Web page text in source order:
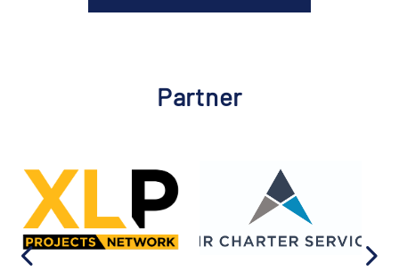
Partner